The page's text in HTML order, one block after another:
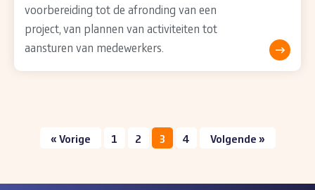
voorbereiding tot de afronding van een
project, van plannen van activiteiten tot
aansturen van medewerkers.
« Vorige 1 2 3 4 Volgende »